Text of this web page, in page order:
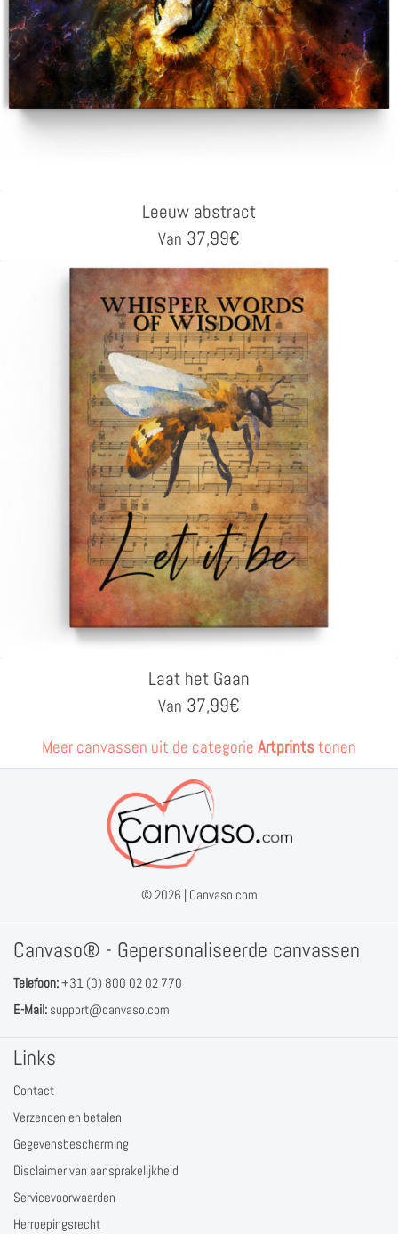
Leeuw abstract
Van 37,99€
Laat het Gaan
Van 37,99€
Meer canvassen uit de categorie Artprintstonen
© 2026 | Canvaso.com
Canvaso® - Gepersonaliseerde canvassen
Telefoon:+31 (0) 800 02 02 770
E-Mail: support@canvaso.com
Links
Contact
Verzenden en betalen
Gegevensbescherming
Disclaimer van aansprakelijkheid
Servicevoorwaarden
Herroepingsrecht